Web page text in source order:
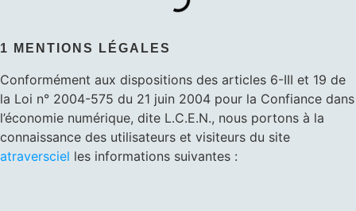
1 MENTIONS LÉGALES
Conformément aux dispositions des articles 6-III et 19 de
la Loi n° 2004-575 du 21 juin 2004 pour la Confiance dans
l’économie numérique, dite L.C.E.N., nous portons à la
connaissance des utilisateurs et visiteurs du site
atraversciel les informations suivantes :